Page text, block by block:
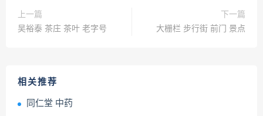
上一篇
吴裕泰 茶庄 茶叶 老字号
下一篇
大栅栏 步行街 前门 景点
相关推荐
同仁堂 中药